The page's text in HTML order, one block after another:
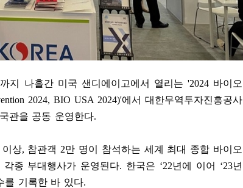
지 나흘간 미국 샌디에이고에서 열리는 '2024 바이오
2024, BIO USA 2024)'에서 대한무역투자진흥공사
관을 공동 운영한다.
상, 참관객 2만 명이 참석하는 세계 최대 종합 바이오
각종 부대행사가 운영된다. 한국은 ‘22년에 이어 ‘23년
를 기록한 바 있다.